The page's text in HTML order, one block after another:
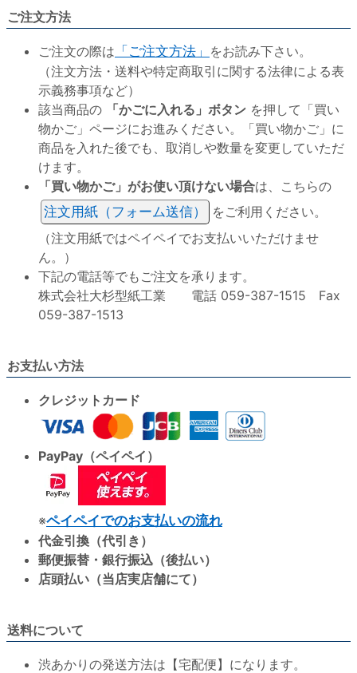
ご注文方法
ご注文の際は 「ご注文方法」 をお読み下さい。
（注文方法・送料や特定商取引に関する法律による表
示義務事項など）
該当商品の
「かごに入れる」ボタン を押して「買い
物かご」ページにお進みください。「買い物かご」に
商品を入れた後でも、取消しや数量を変更していただ
けます。
「買い物かご」がお使い頂けない場合は、こちらの
注文用紙（フォーム送信）
をご利用ください。
（注文用紙ではペイペイでお支払いいただけませ
ん。）
下記の電話等でもご注文を承ります。
株式会社大杉型紙工業 電話 059-387-1515 Fax
059-387-1513
お支払い方法
クレジットカード
PayPay（ペイペイ）
※ペイペイでのお支払いの流れ
代金引換（代引き）
郵便振替・銀行振込（後払い）
店頭払い（当店実店舗にて）
送料について
渋あかりの発送方法は【宅配便】になります。